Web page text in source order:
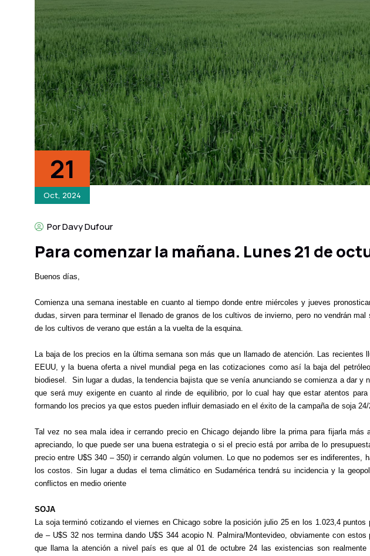
21
Oct, 2024
Por Davy Dufour
Para comenzar la mañana. Lunes 21 de
Buenos días,
Comienza una semana inestable en cuanto al tiempo donde entre miércoles y jueves
dudas, sirven para terminar el llenado de granos de los cultivos de invierno, pero no vendrán mal
de los cultivos de verano que están a la vuelta de la esquina.
La baja de los precios en la última semana son más que un llamado de atención. Las recientes
EEUU, y la buena oferta a nivel mundial pega en las cotizaciones como así la baja del
biodiesel. Sin lugar a dudas, la tendencia bajista que se venía anunciando se comienza a dar y
que será muy exigente en cuanto al rinde de equilibrio, por lo cual hay que estar atentos
formando los precios ya que estos pueden influir demasiado en el éxito de la campaña de soja 24/
Tal vez no sea mala idea ir cerrando precio en Chicago dejando libre la prima para fijarla más
apreciando, lo que puede ser una buena estrategia o si el precio está por arriba de lo
precio entre U$S 340 – 350) ir cerrando algún volumen. Lo que no podemos ser es indiferentes,
los costos. Sin lugar a dudas el tema climático en Sudamérica tendrá su incidencia y la
conflictos en medio oriente
SOJA
La soja terminó cotizando el viernes en Chicago sobre la posición julio 25 en los 1.023,4
de – U$S 32 nos termina dando U$S 344 acopio N. Palmira/Montevideo, obviamente con
que llama la atención a nivel país es que al 01 de octubre 24 las existencias son realmente